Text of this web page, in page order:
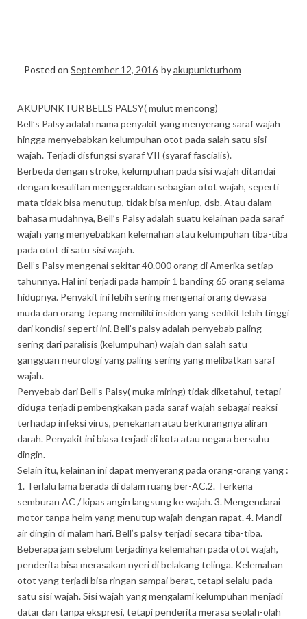
Posted on September 12, 2016 byakupunkturhom
AKUPUNKTUR BELLS PALSY( mulut mencong)
Bell’s Palsy adalah nama penyakit yang menyerang saraf wajah
hingga menyebabkan kelumpuhan otot pada salah satu sisi
wajah. Terjadi disfungsi syaraf VII (syaraf fascialis).
Berbeda dengan stroke, kelumpuhan pada sisi wajah ditandai
dengan kesulitan menggerakkan sebagian otot wajah, seperti
mata tidak bisa menutup, tidak bisa meniup, dsb. Atau dalam
bahasa mudahnya, Bell’s Palsy adalah suatu kelainan pada saraf
wajah yang menyebabkan kelemahan atau kelumpuhan tiba-tiba
pada otot di satu sisi wajah.
Bell’s Palsy mengenai sekitar 40.000 orang di Amerika setiap
tahunnya. Hal ini terjadi pada hampir 1 banding 65 orang selama
hidupnya. Penyakit ini lebih sering mengenai orang dewasa
muda dan orang Jepang memiliki insiden yang sedikit lebih tinggi
dari kondisi seperti ini. Bell’s palsy adalah penyebab paling
sering dari paralisis (kelumpuhan) wajah dan salah satu
gangguan neurologi yang paling sering yang melibatkan saraf
wajah.
Penyebab dari Bell’s Palsy( muka miring) tidak diketahui, tetapi
diduga terjadi pembengkakan pada saraf wajah sebagai reaksi
terhadap infeksi virus, penekanan atau berkurangnya aliran
darah. Penyakit ini biasa terjadi di kota atau negara bersuhu
dingin.
Selain itu, kelainan ini dapat menyerang pada orang-orang yang :
1. Terlalu lama berada di dalam ruang ber-AC.2. Terkena
semburan AC / kipas angin langsung ke wajah. 3. Mengendarai
motor tanpa helm yang menutup wajah dengan rapat. 4. Mandi
air dingin di malam hari. Bell’s palsy terjadi secara tiba-tiba.
Beberapa jam sebelum terjadinya kelemahan pada otot wajah,
penderita bisa merasakan nyeri di belakang telinga. Kelemahan
otot yang terjadi bisa ringan sampai berat, tetapi selalu pada
satu sisi wajah. Sisi wajah yang mengalami kelumpuhan menjadi
datar dan tanpa ekspresi, tetapi penderita merasa seolah-olah